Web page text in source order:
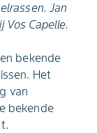
Jan
Vos Capelle.
bekende
Het
van
bekende